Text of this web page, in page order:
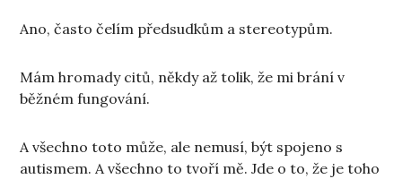
Ano, často čelím předsudkům a stereotypům.
Mám hromady citů, někdy až tolik, že mi brání v
běžném fungování.
A všechno toto může, ale nemusí, být spojeno s
autismem. A všechno to tvoří mě. Jde o to, že je toho